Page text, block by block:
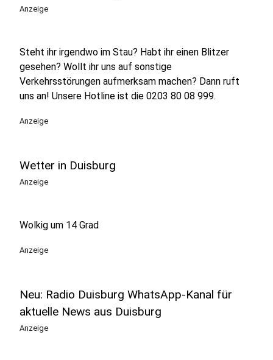
Anzeige
Steht ihr irgendwo im Stau? Habt ihr einen Blitzer
gesehen? Wollt ihr uns auf sonstige
Verkehrsstörungen aufmerksam machen? Dann ruft
uns an! Unsere Hotline ist die 0203 80 08 999.
Anzeige
Wetter in Duisburg
Anzeige
Wolkig um 14 Grad
Anzeige
Neu: Radio Duisburg WhatsApp-Kanal für
aktuelle News aus Duisburg
Anzeige